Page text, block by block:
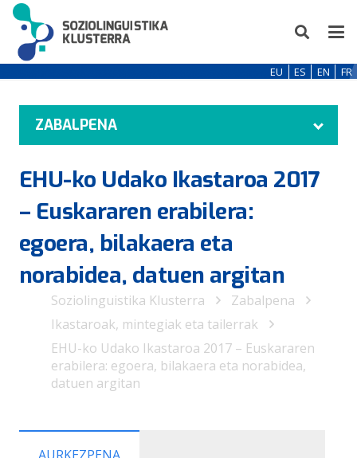
EU ES EN FR
ZABALPENA
EHU-ko Udako Ikastaroa 2017
– Euskararen erabilera:
egoera, bilakaera eta
norabidea, datuen argitan
Soziolinguistika Klusterra
Zabalpena
Ikastaroak, mintegiak eta tailerrak
EHU-ko Udako Ikastaroa 2017 – Euskararen
erabilera: egoera, bilakaera eta norabidea,
datuen argitan